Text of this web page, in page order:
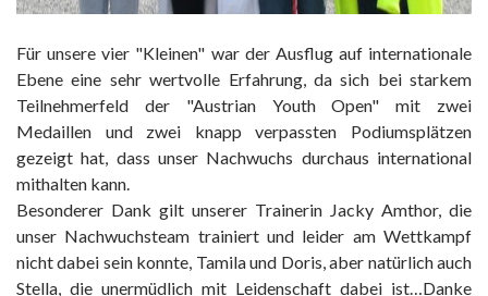
Für unsere vier "Kleinen" war der Ausflug auf internationale
Ebene eine sehr wertvolle Erfahrung, da sich bei starkem
Teilnehmerfeld der "Austrian Youth Open" mit zwei
Medaillen und zwei knapp verpassten Podiumsplätzen
gezeigt hat, dass unser Nachwuchs durchaus international
mithalten kann.
Besonderer Dank gilt unserer Trainerin Jacky Amthor, die
unser Nachwuchsteam trainiert und leider am Wettkampf
nicht dabei sein konnte, Tamila und Doris, aber natürlich auch
Stella, die unermüdlich mit Leidenschaft dabei ist…Danke